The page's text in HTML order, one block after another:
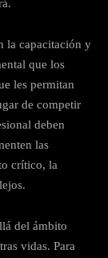
la capacitación y
que los
les permitan
de competir
deben
las
crítico, la
del ámbito
vidas. Para